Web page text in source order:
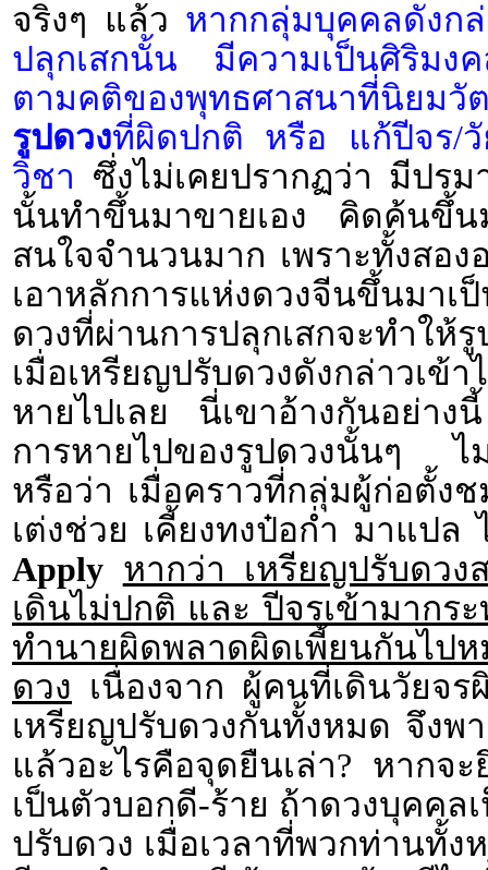
จริงๆ แล้ว หากกลุ่มบุคคลดังก
ปลุกเสกนั้น มีความเป็นศิริมง
ตามคติของพุทธศาสนาที่นิยมวั
รูปดวงที่ผิดปกติ หรือ แก้ปีจร/
วิชา ซึ่งไม่เคยปรากฏว่า มีปร
นั้นทำขึ้นมาขายเอง คิดค้นขึ้น
สนใจจำนวนมาก เพราะทั้งสอ
เอาหลักการแห่งดวงจีนขึ้นมา
ดวงที่ผ่านการปลุกเสกจะทำให้
เมื่อเหรียญปรับดวงดังกล่าวเ
หายไปเลย นี่เขาอ้างกันอย่า
การหายไปของรูปดวงนั้นๆ ไ
หรือว่า เมื่อคราวที่กลุ่มผู้ก่อตั้ง
เต่งช่วย เคี้ยงทงป๋อก่ำ มาแปล
Apply หากว่า เหรียญปรับดว
เดินไม่ปกติ และ ปีจรเข้ามากร
ทำนายผิดพลาดผิดเพี้ยนกันไป
ดวง เนื่องจาก ผู้คนที่เดินวัยจ
เหรียญปรับดวงกันทั้งหมด จึงพ
แล้วอะไรคือจุดยืนเล่า? หาก
เป็นตัวบอกดี-ร้าย ถ้าดวงบุคคล
ปรับดวง เมื่อเวลาที่พวกท่านทั้ง